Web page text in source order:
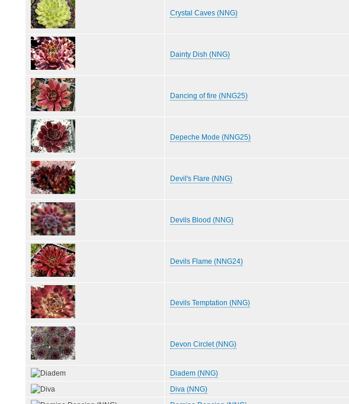
Crystal Caves (NNG)
Dainty Dish (NNG)
Dancing of fire (NNG25)
Depeche Mode (NNG25)
Devil's Flare (NNG)
Devils Blood (NNG)
Devils Flame (NNG24)
Devils Temptation (NNG)
Devon Circlet (NNG)
Diadem (NNG)
Diva (NNG)